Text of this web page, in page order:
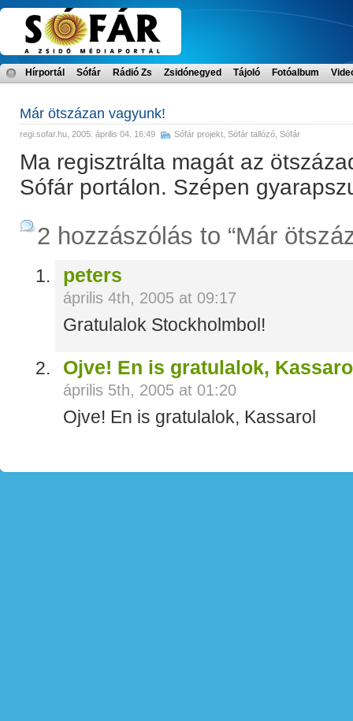
Hírportál Sófár Rádió Zs Zsidónegyed Tájoló Fotóalbum
Már ötszázan vagyunk!
regi.sofar.hu , 2005. április 04. 16:49 Sófár projekt Sófár tallózó Sófár
Ma regisztrálta magát az
Sófár portálon. Szépen
2 hozzászólás to “Már
peters
április 4th, 2005 at 09:17
Gratulalok Stockholmbol!
Ojve! En is gratulalok,
április 5th, 2005 at 01:20
Ojve! En is gratulalok, Kassarol